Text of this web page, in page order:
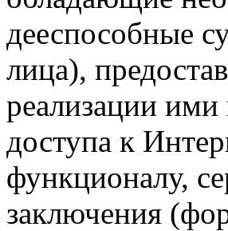
дееспособные
лица),
реализации
доступа к
функционалу,
заключения